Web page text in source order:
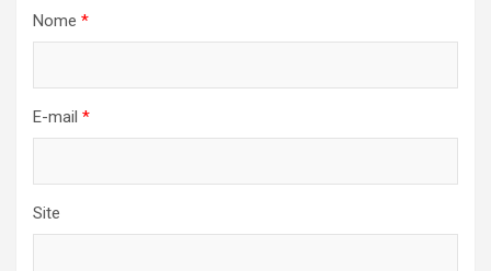
Nome *
E-mail *
Site